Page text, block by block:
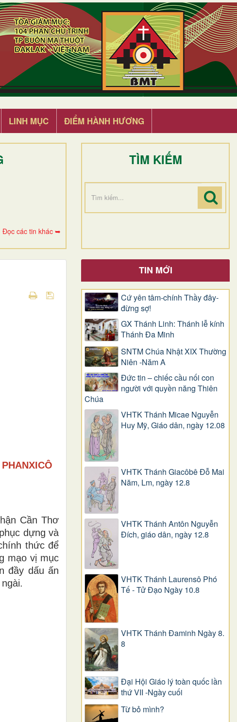
LINH MỤC ĐIỂM HÀNH HƯƠNG
Đọc các tin khác ➥
TÌM KIẾM
Cần Thơ
dựng và
thức để
mạo vị mục
đầy dấu ấn
TIN MỚI
Cứ yên tâm-chính Thầy đây-
đừng sợ!
GX Thánh Linh: Thánh lễ kính
Thánh Đa Minh
SNTM Chúa Nhật XIX Thường
Niên -Năm A
Đức tin – chiếc cầu nối con
người với quyền năng Thiên
Chúa
VHTK Thánh Micae Nguyễn
Huy Mỹ, Giáo dân, ngày 12.08
VHTK Thánh Giacôbê Ðỗ Mai
Năm, Lm, ngày 12.8
VHTK Thánh Antôn Nguyễn
Ðích, giáo dân, ngày 12.8
VHTK Thánh Laurensô Phó
Tế - Tử Đạo Ngày 10.8
VHTK Thánh Đaminh Ngày 8.
8
Đại Hội Giáo lý toàn quốc lần
thứ VII -Ngày cuối
Từ bỏ mình?